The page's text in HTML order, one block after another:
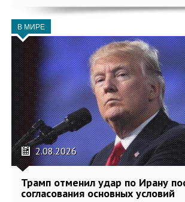
В МИРЕ
2.08.2026
Трамп отменил удар по Ирану
согласования основных условий